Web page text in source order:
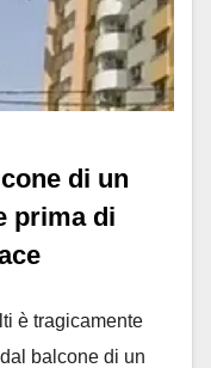
di un
prima di
è tragicamente
balcone di un